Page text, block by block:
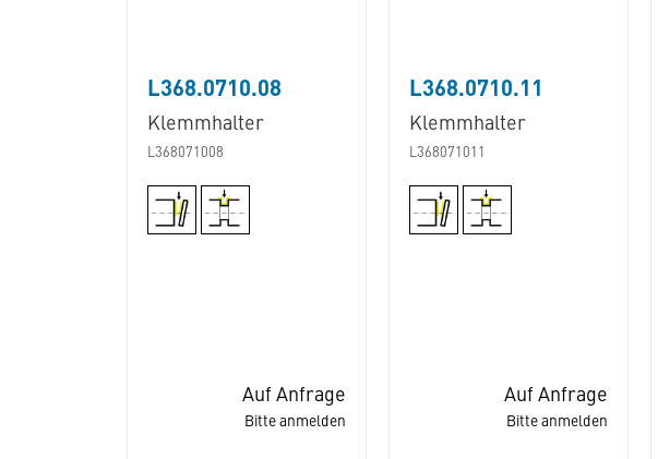
L368.0710.08
Klemmhalter
L368071008
Auf Anfrage
Bitte anmelden
L368.0710.11
Klemmhalter
L368071011
Auf Anfrage
Bitte anmelden